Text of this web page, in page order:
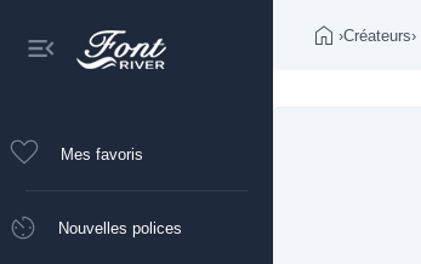
Mes favoris
Nouvelles polices
›Créateurs›